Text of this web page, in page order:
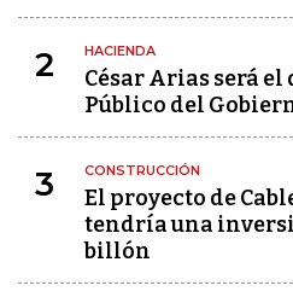
2 HACIENDA
César Arias será
Público del
3 CONSTRUCCIÓN
El proyecto de
tendría una
billón